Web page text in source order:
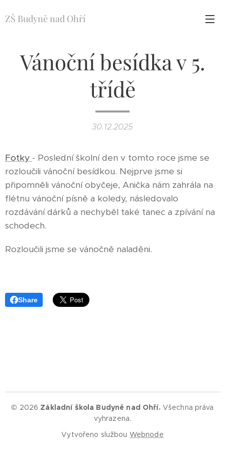
ZŠ Budyně nad Ohří
Vánoční besídka v 5.
třídě
30.12.2025
Fotky - Poslední školní den v tomto roce jsme se
rozloučili vánoční besídkou. Nejprve jsme si
připomněli vánoční obyčeje, Anička nám zahrála na
flétnu vánoční písně a koledy, následovalo
rozdávání dárků a nechyběl také tanec a zpívání na
schodech.
Rozloučili jsme se vánočně naladěni.
Share
© 2026 Základní škola Budyně nad Ohří. Všechna práva
vyhrazena.
Vytvořeno službou Webnode